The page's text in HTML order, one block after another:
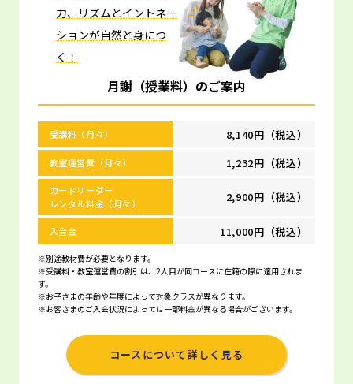
力、リズムとイントネー
ションが自然と身につ
く！
月謝（授業料）のご案内
受講料（月々） 8,140円（税込）
教室運営費（月々） 1,232円（税込）
カードリーダー
レンタル料金（月々）
2,900円（税込）
入会金 11,000円（税込）
※別途教材費が必要となります。
※受講料・教室運営費の割引は、2人目が同コースに在籍の際に適用されま
す。
※お子さまの年齢や年度によって対象クラスが異なります。
※お客さまのご入会状況によっては一部料金が異なる場合がございます。
コースについて詳しく見る